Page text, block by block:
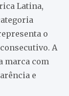
Latina,
o
A
marca com
e